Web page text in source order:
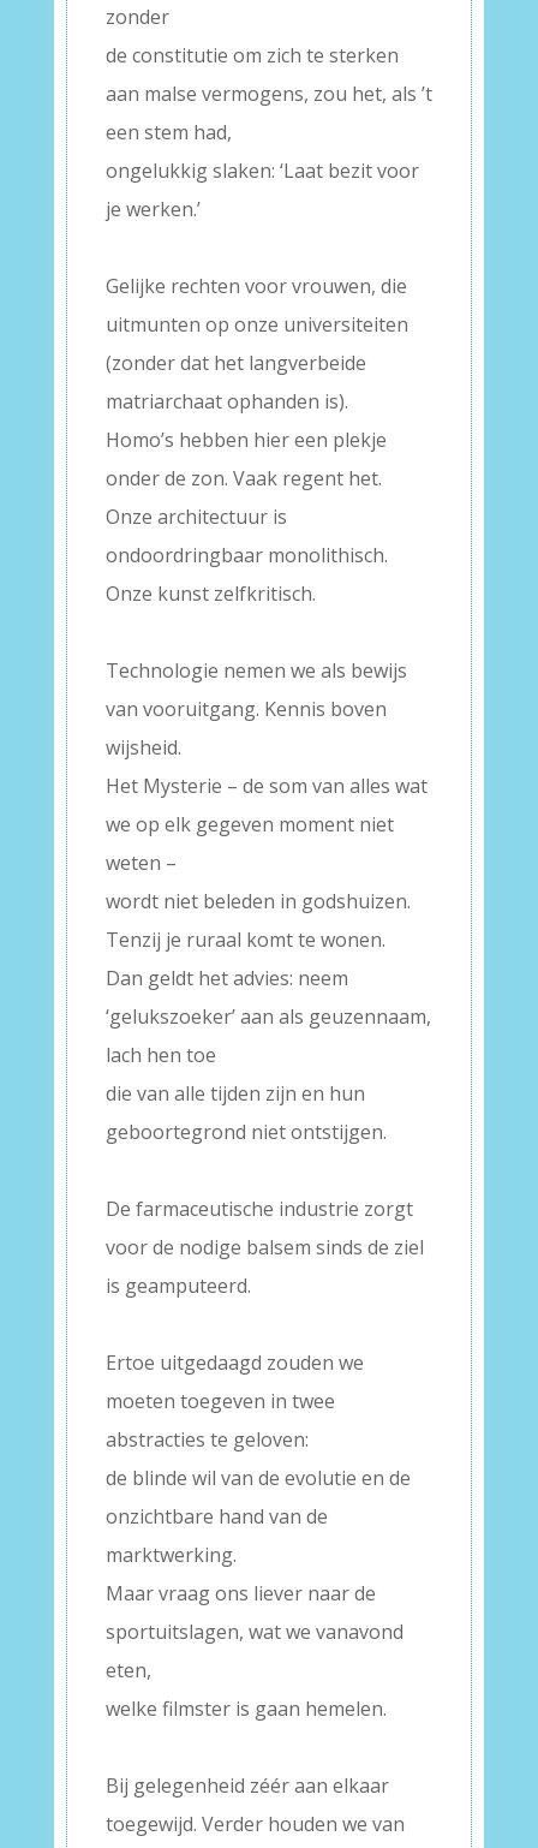
zonder
de constitutie om zich te sterken
aan malse vermogens, zou het, als ’t
een stem had,
ongelukkig slaken: ‘Laat bezit voor
je werken.’
Gelijke rechten voor vrouwen, die
uitmunten op onze universiteiten
(zonder dat het langverbeide
matriarchaat ophanden is).
Homo’s hebben hier een plekje
onder de zon. Vaak regent het.
Onze architectuur is
ondoordringbaar monolithisch.
Onze kunst zelfkritisch.
Technologie nemen we als bewijs
van vooruitgang. Kennis boven
wijsheid.
Het Mysterie – de som van alles wat
we op elk gegeven moment niet
weten –
wordt niet beleden in godshuizen.
Tenzij je ruraal komt te wonen.
Dan geldt het advies: neem
‘gelukszoeker’ aan als geuzennaam,
lach hen toe
die van alle tijden zijn en hun
geboortegrond niet ontstijgen.
De farmaceutische industrie zorgt
voor de nodige balsem sinds de ziel
is geamputeerd.
Ertoe uitgedaagd zouden we
moeten toegeven in twee
abstracties te geloven:
de blinde wil van de evolutie en de
onzichtbare hand van de
marktwerking.
Maar vraag ons liever naar de
sportuitslagen, wat we vanavond
eten,
welke filmster is gaan hemelen.
Bij gelegenheid zéér aan elkaar
toegewijd. Verder houden we van